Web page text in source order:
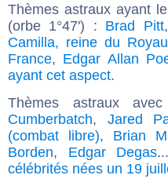
Thèmes astraux ayant
(orbe 1°47') : Brad Pitt
Camilla, reine du
France, Edgar Allan
ayant cet aspect.
Thèmes astraux
Cumberbatch, Jared
(combat libre), Brian
Borden, Edgar Degas
célébrités nées un 19